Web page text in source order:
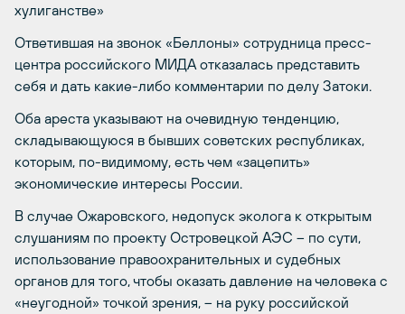
хулиганстве»
Ответившая на звонок «Беллоны» сотрудница пресс-
центра российского МИДА отказалась представить
себя и дать какие-либо комментарии по делу Затоки.
Оба ареста указывают на очевидную тенденцию,
складывающуюся в бывших советских республиках,
которым, по-видимому, есть чем «зацепить»
экономические интересы России.
В случае Ожаровского, недопуск эколога к открытым
слушаниям по проекту Островецкой АЭС – по сути,
использование правоохранительных и судебных
органов для того, чтобы оказать давление на человека с
«неугодной» точкой зрения, – на руку российской